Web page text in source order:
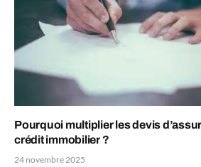
Pourquoi multiplier les devis
crédit immobilier ?
24 novembre 2025